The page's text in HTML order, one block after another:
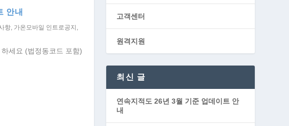
안내
항, 가온모바일 인트로공지 ,
세요 (법정동코드 포함)
고객센터
원격지원
최신 글
연속지적도 26년 3월 기준 업데이트 안
내